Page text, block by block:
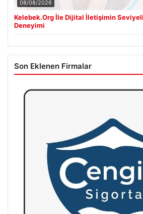
08/08/2026
Kelebek.Org İle Dijital İletişimin
Deneyimi
Son Eklenen Firmalar